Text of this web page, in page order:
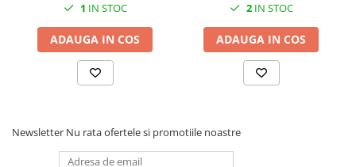
1 IN STOC
ADAUGA IN COS
2IN STOC
ADAUGA IN COS
Newsletter Nu rata ofertele si promotiile noastre